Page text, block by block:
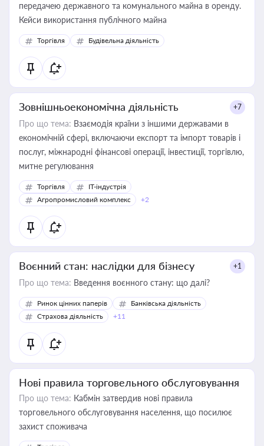
передачею державного та комунального майна в оренду.
Кейси використання публічного майна
Торгівля Будівельна діяльність
Зовнішньоекономічна діяльність +7
Про що тема: Взаємодія країни з іншими державами в
економічній сфері, включаючи експорт та імпорт товарів і
послуг, міжнародні фінансові операції, інвестиції, торгівлю,
митне регулювання
Торгівля
IT-індустрія
Агропромисловий комплекс
+2
Воєнний стан: наслідки для бізнесу +1
Про що тема: Введення воєнного стану: що далі?
Ринок цінних паперів
Банківська діяльність
Страхова діяльність
+11
Нові правила торговельного обслуговування
Про що тема: Кабмін затвердив нові правила
торговельного обслуговування населення, що посилює
захист споживача